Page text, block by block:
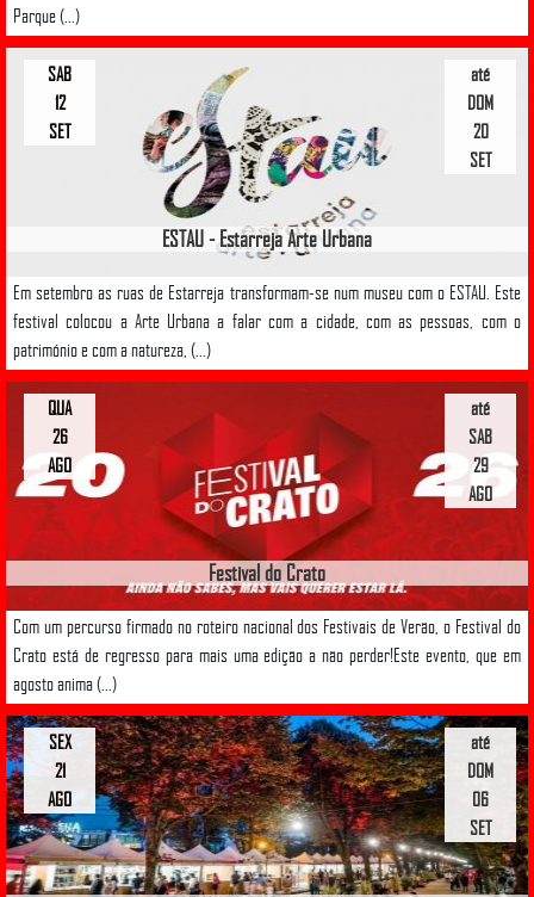
Parque (...)
ESTAU - Estarreja Arte Urbana
Em setembro as ruas de Estarreja transformam-se num museu com o ESTAU. Este
festival colocou a Arte Urbana a falar com a cidade, com as pessoas, com o
património e com a natureza, (...)
até
DOM
20
SET
SAB
12
SET
Festival do Crato
Com um percurso firmado no roteiro nacional dos Festivais de Verão, o Festival do
Crato está de regresso para mais uma edição a não perder!Este evento, que em
agosto anima (...)
até
SAB
29
AGO
QUA
26
AGO
até
DOM
06
SET
SEX
21
AGO